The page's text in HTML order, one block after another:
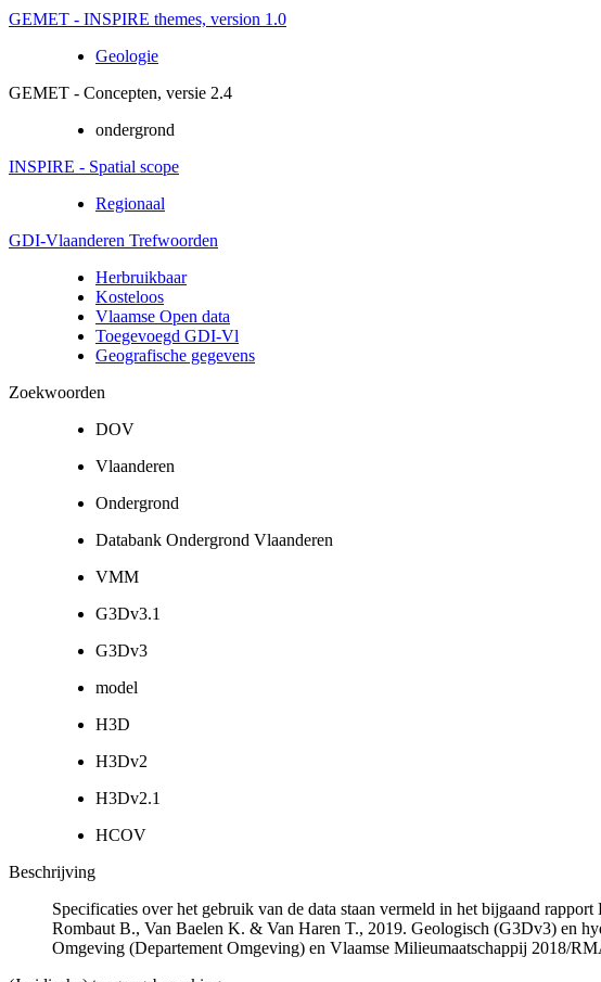
GEMET - INSPIRE themes, version 1.0
Geologie
GEMET - Concepten, versie 2.4
ondergrond
INSPIRE - Spatial scope
Regionaal
GDI-Vlaanderen Trefwoorden
Herbruikbaar
Kosteloos
Vlaamse Open data
Toegevoegd GDI-Vl
Geografische gegevens
Zoekwoorden
DOV
Vlaanderen
Ondergrond
Databank Ondergrond Vlaanderen
VMM
G3Dv3.1
G3Dv3
model
H3D
H3Dv2
H3Dv2.1
HCOV
Beschrijving
Specificaties over het gebruik van de data staan vermeld in het bijgaand
Rombaut B., Van Baelen K. & Van Haren T., 2019. Geologisch (G3Dv3) en
Omgeving (Departement Omgeving) en Vlaamse Milieumaatschappij 2018/